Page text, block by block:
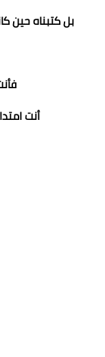
بل كتبناه حين
أنت